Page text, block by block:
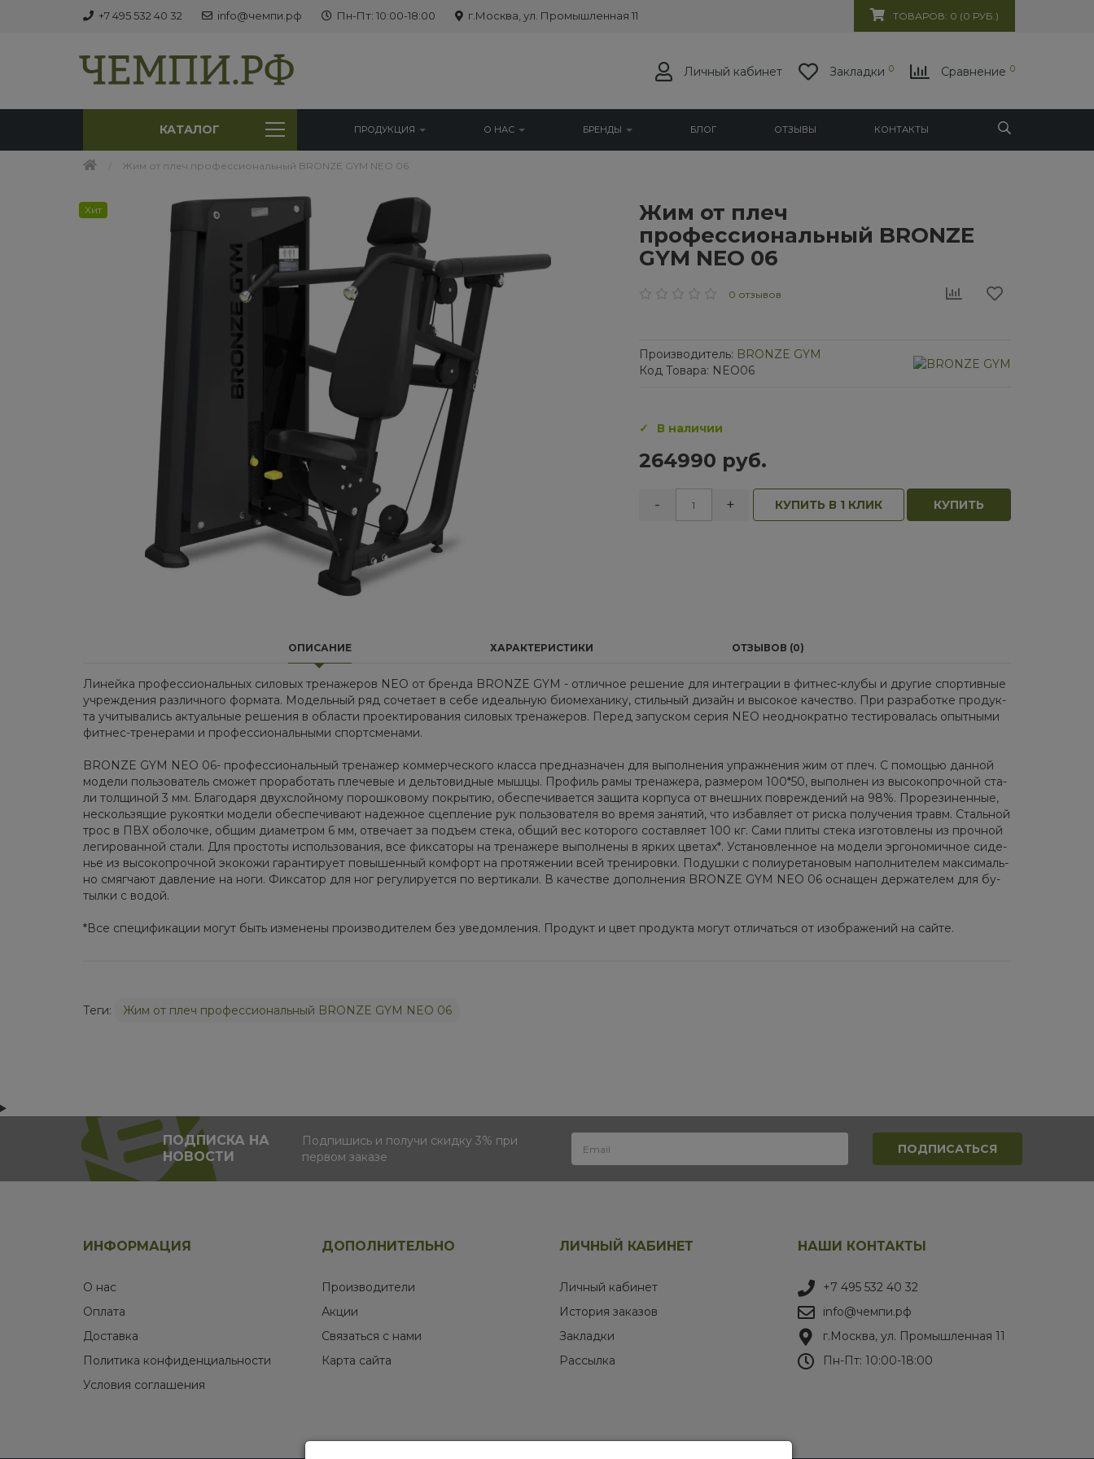
+7 495 532 40 32 info@чемпи.рф Пн-Пт: 10:00-18:00 г.Москва, ул. Промышленная 11 ТОВАРОВ: 0 (0 РУБ.)
Личный кабинет Закладки 0 Сравнение 0
КАТАЛОГ ПРОДУКЦИЯ О НАС БРЕНДЫ БЛОГ ОТЗЫВЫ КОНТАКТЫ
Жим от плеч профессиональный BRONZE GYM NEO 06
Хит
Жим от плеч
профессиональный BRONZE
GYM NEO 06
0 отзывов
Производитель: BRONZE GYM
Код Товара: NEO06
В наличии
264990 руб.
- + КУПИТЬ В 1 КЛИК КУПИТЬ
ОПИСАНИЕ ХАРАКТЕРИСТИКИ ОТЗЫВОВ (0)
Ли­ней­ка про­фес­си­о­наль­ных си­ло­вых тре­на­же­ров NEO от брен­да BRONZE GYM - от­лич­ное ре­ше­ние для ин­те­гра­ции в фит­нес-клу­бы и дру­гие спор­тив­ные
учре­жде­ния раз­лич­но­го фор­ма­та. Мо­дель­ный ряд со­че­та­ет в себе иде­аль­ную био­ме­ха­ни­ку, стиль­ный ди­зайн и вы­со­кое ка­че­ство. При раз­ра­бот­ке про­дук­
та учи­ты­ва­лись ак­ту­аль­ные ре­ше­ния в об­ла­сти про­ек­ти­ро­ва­ния си­ло­вых тре­на­же­ров. Пе­ред за­пус­ком се­рия NEO неод­но­крат­но те­сти­ро­ва­лась опыт­ны­ми
фит­нес-тре­не­ра­ми и про­фес­си­о­наль­ны­ми спортс­ме­на­ми.
BRONZE GYM NEO 06- про­фес­си­о­наль­ный тре­на­жер ком­мер­че­ско­го клас­са пред­на­зна­чен для вы­пол­не­ния упраж­не­ния жим от плеч. C по­мо­щью дан­ной
мо­де­ли поль­зо­ва­тель смо­жет про­ра­бо­тать пле­че­вые и дель­то­вид­ные мыш­цы. Про­филь рамы тре­на­же­ра, раз­ме­ром 100*50, вы­пол­нен из вы­со­ко­проч­ной ста­
ли тол­щи­ной 3 мм. Бла­го­да­ря двух­слой­но­му по­рош­ко­во­му по­кры­тию, обес­пе­чи­ва­ет­ся за­щи­та кор­пу­са от внеш­них по­вре­жде­ний на 98%. Про­ре­зи­нен­ные,
несколь­зя­щие ру­ко­ят­ки мо­де­ли обес­пе­чи­ва­ют на­деж­ное сцеп­ле­ние рук поль­зо­ва­те­ля во вре­мя за­ня­тий, что из­бав­ля­ет от рис­ка по­лу­че­ния травм. Сталь­ной
трос в ПВХ обо­лоч­ке, об­щим диа­мет­ром 6 мм, от­ве­ча­ет за подъ­ем сте­ка, об­щий вес ко­то­ро­го со­став­ля­ет 100 кг. Сами пли­ты сте­ка из­го­тов­ле­ны из проч­ной
ле­ги­ро­ван­ной ста­ли. Для про­сто­ты ис­поль­зо­ва­ния, все фик­са­то­ры на тре­на­же­ре вы­пол­не­ны в яр­ких цве­тах*. Уста­нов­лен­ное на мо­де­ли эр­го­но­мич­ное си­де­
нье из вы­со­ко­проч­ной эко­ко­жи га­ран­ти­ру­ет по­вы­шен­ный ком­форт на про­тя­же­нии всей тре­ни­ров­ки. По­душ­ки с по­ли­уре­та­но­вым на­пол­ни­те­лем мак­си­маль­
но смяг­ча­ют дав­ле­ние на ноги. Фик­са­тор для ног ре­гу­ли­ру­ет­ся по вер­ти­ка­ли. В ка­че­стве до­пол­не­ния BRONZE GYM NEO 06 осна­щен дер­жа­те­лем для бу­
тыл­ки с во­дой.
*Все спе­ци­фи­ка­ции мо­гут быть из­ме­не­ны про­из­во­ди­те­лем без уве­дом­ле­ния. Про­дукт и цвет про­дук­та мо­гут от­ли­чать­ся от изоб­ра­же­ний на сай­те.
Теги: Жим от плеч профессиональный BRONZE GYM NEO 06
ПОДПИСКА НА
НОВОСТИ
Подпишись и получи скидку 3% при
первом заказе
ИНФОРМАЦИЯ
О нас
Оплата
Доставка
Политика конфиденциальности
Условия соглашения
ДОПОЛНИТЕЛЬНО
Производители
Акции
Связаться с нами
Карта сайта
ЛИЧНЫЙ КАБИНЕТ
Личный кабинет
История заказов
Закладки
Рассылка
НАШИ КОНТАКТЫ
+7 495 532 40 32
info@чемпи.рф
г.Москва, ул. Промышленная 11
Пн-Пт: 10:00-18:00